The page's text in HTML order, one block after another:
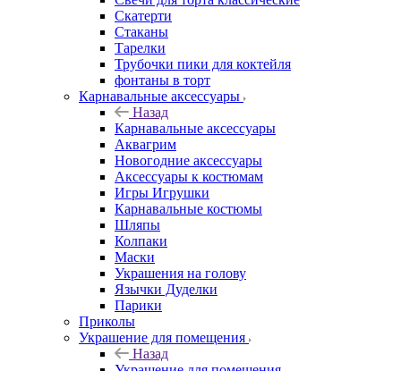
Скатерти
Стаканы
Тарелки
Трубочки пики для коктейля
фонтаны в торт
Карнавальные аксессуары
Назад
Карнавальные аксессуары
Аквагрим
Новогодние аксессуары
Аксессуары к костюмам
Игры Игрушки
Карнавальные костюмы
Шляпы
Колпаки
Маски
Украшения на голову
Язычки Дуделки
Парики
Приколы
Украшение для помещения
Назад